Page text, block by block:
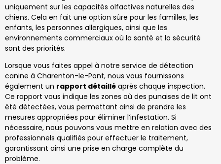
uniquement sur les capacités olfactives naturelles des
chiens. Cela en fait une option sûre pour les familles, les
enfants, les personnes allergiques, ainsi que les
environnements commerciaux où la santé et la sécurité
sont des priorités.
Lorsque vous faites appel à notre service de détection
canine à Charenton-le-Pont, nous vous fournissons
également un rapport détaillé après chaque inspection.
Ce rapport vous indique les zones où des punaises de lit ont
été détectées, vous permettant ainsi de prendre les
mesures appropriées pour éliminer l’infestation. Si
nécessaire, nous pouvons vous mettre en relation avec des
professionnels qualifiés pour effectuer le traitement,
garantissant ainsi une prise en charge complète du
problème.